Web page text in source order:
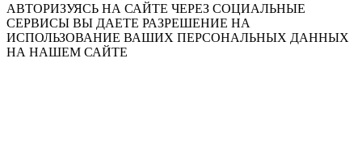
АВТОРИЗУЯСЬ НА САЙТЕ ЧЕРЕЗ СОЦИАЛЬНЫЕ
СЕРВИСЫ ВЫ ДАЕТЕ РАЗРЕШЕНИЕ НА
ИСПОЛЬЗОВАНИЕ ВАШИХ ПЕРСОНАЛЬНЫХ ДАННЫХ
НА НАШЕМ САЙТЕ